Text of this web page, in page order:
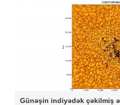
Günəşin indiyədək çəkilmiş